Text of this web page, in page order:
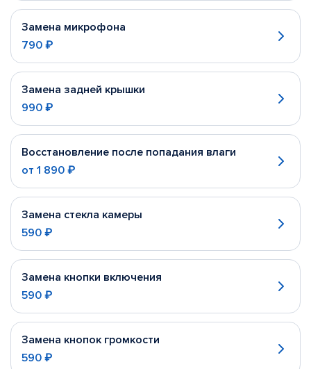
Замена микрофона
790 ₽
Замена задней крышки
990 ₽
Восстановление после попадания влаги
от 1 890 ₽
Замена стекла камеры
590 ₽
Замена кнопки включения
590 ₽
Замена кнопок громкости
590 ₽